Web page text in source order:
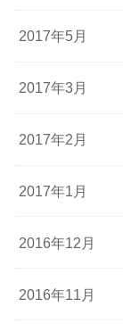
2017年5月
2017年3月
2017年2月
2017年1月
2016年12月
2016年11月